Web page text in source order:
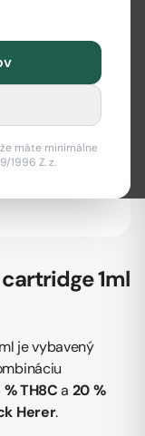
máte minimálne
1996 Z. z.
1ml
je vybavený
% TH8Ca 20 %
Herer.